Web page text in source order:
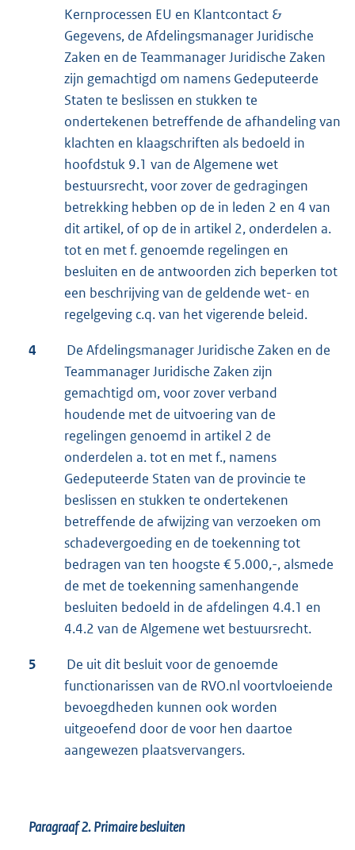
Kernprocessen EU en Klantcontact &
Gegevens, de Afdelingsmanager Juridische
Zaken en de Teammanager Juridische Zaken
zijn gemachtigd om namens Gedeputeerde
Staten te beslissen en stukken te
ondertekenen betreffende de afhandeling van
klachten en klaagschriften als bedoeld in
hoofdstuk 9.1 van de Algemene wet
bestuursrecht, voor zover de gedragingen
betrekking hebben op de in leden 2 en 4 van
dit artikel, of op de in artikel 2, onderdelen a.
tot en met f. genoemde regelingen en
besluiten en de antwoorden zich beperken tot
een beschrijving van de geldende wet- en
regelgeving c.q. van het vigerende beleid.
4
De Afdelingsmanager Juridische Zaken en de
Teammanager Juridische Zaken zijn
gemachtigd om, voor zover verband
houdende met de uitvoering van de
regelingen genoemd in artikel 2 de
onderdelen a. tot en met f., namens
Gedeputeerde Staten van de provincie te
beslissen en stukken te ondertekenen
betreffende de afwijzing van verzoeken om
schadevergoeding en de toekenning tot
bedragen van ten hoogste € 5.000,-, alsmede
de met de toekenning samenhangende
besluiten bedoeld in de afdelingen 4.4.1 en
4.4.2 van de Algemene wet bestuursrecht.
5
De uit dit besluit voor de genoemde
functionarissen van de RVO.nl voortvloeiende
bevoegdheden kunnen ook worden
uitgeoefend door de voor hen daartoe
aangewezen plaatsvervangers.
Paragraaf 2. Primaire besluiten